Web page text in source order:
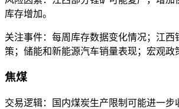
库存增加。
关注事件：每周库存数据变化情况；江西
策；储能和新能源汽车销量表现；宏观政
焦煤
交易逻辑：国内煤炭生产限制可能进一步